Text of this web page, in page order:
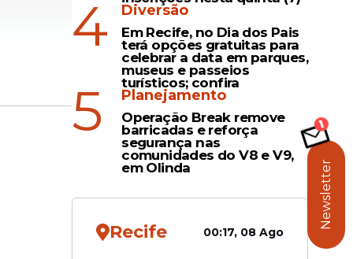
4 Diversão
Em Recife, no Dia dos Pais
terá opções gratuitas para
celebrar a data em parques,
museus e passeios
turísticos; confira
5 Planejamento
Operação Break remove
barricadas e reforça
segurança nas
comunidades do V8 e V9,
em Olinda
Recife 00:17, 08 Ago
Newsletter